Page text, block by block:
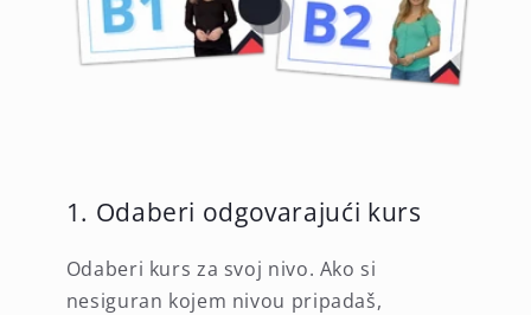
1. Odaberi odgovarajući kurs
Odaberi kurs za svoj nivo. Ako si
nesiguran kojem nivou pripadaš,